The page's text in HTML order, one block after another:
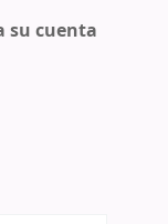
su cuenta